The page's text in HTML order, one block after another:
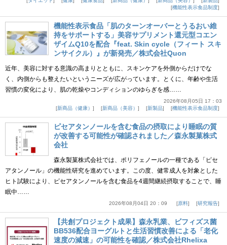
機能性表示食品制度
機能性表示食品「肌のターンオーバーとうるおい維
持をサポートする」美容サプリメント還元型コエン
ザイムQ10を配合『feat. Skin cycle（フィート スキ
ンサイクル）』が新発売／株式会社Quon
近年、美容に対する意識の高まりとともに、スキンケアを外側からだけでな
く、内側からも整えたいというニーズが広がっています。とくに、年齢や生活
習慣の変化により、肌の乾燥やコンディションのゆらぎを感……
2026年08月05日 17：03
新商品（健康）
新商品（美容） 新製品 機能性表示食品制度
ピセアタンノールを含む食品の摂取により睡眠の質
が改善する可能性が確認されました／森永製菓株式
会社
森永製菓株式会社では、ポリフェノールの一種である「ピセ
アタンノール」の機能性研究を進めています。この度、健常成人を対象とした
ヒト試験により、ピセアタンノールを含む食品を4週間継続摂取することで、睡
眠中……
2026年08月04日 20：09 原料 研究報告
【共創プロジェクト成果】森永乳業、ビフィズス菌
BB536配合ヨーグルトと生活習慣改善による「老化
速度の減速」の可能性を確認／株式会社Rhelixa